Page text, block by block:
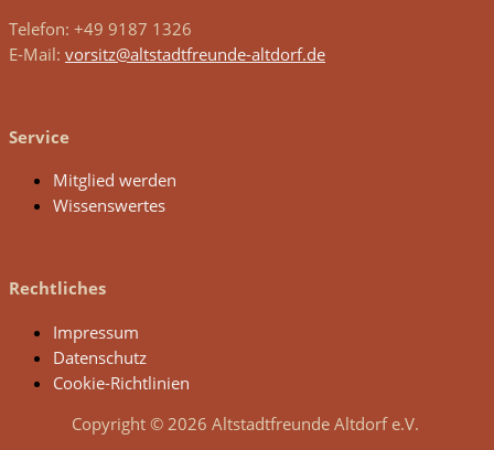
Telefon: +49 9187 1326
E-Mail: vorsitz@altstadtfreunde-altdorf.de
Service
Mitglied werden
Wissenswertes
Rechtliches
Impressum
Datenschutz
Cookie-Richtlinien
Copyright © 2026 Altstadtfreunde Altdorf e.V.